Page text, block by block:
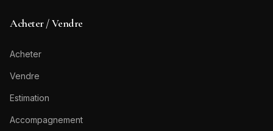
Acheter / Vendre
Acheter
Vendre
Estimation
Accompagnement